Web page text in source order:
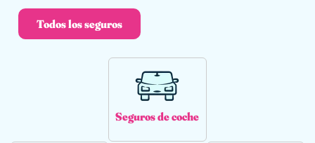
Todos los seguros
Seguros de coche